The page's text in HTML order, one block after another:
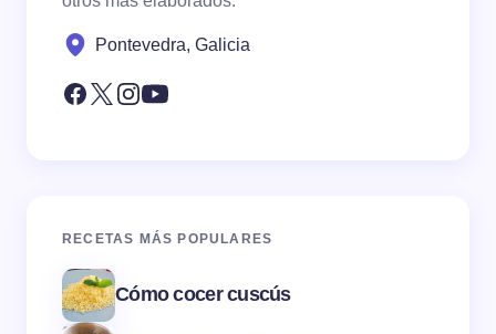
Pontevedra, Galicia
RECETAS MÁS POPULARES
Cómo cocer cuscús